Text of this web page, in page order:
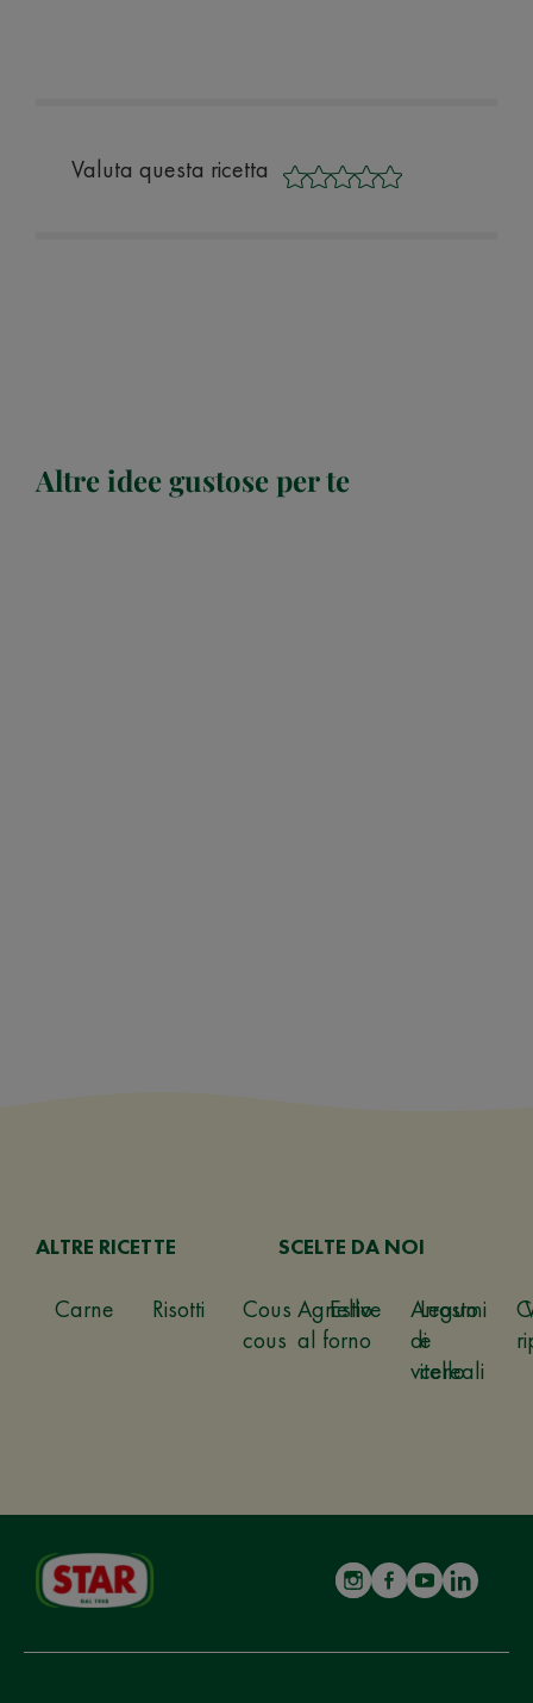
Valuta questa ricetta
Altre idee gustose per te
ALTRE RICETTE
Carne Risotti
Cous
cous
Estive
Legumi
e
cereali
SCELTE DA NOI
Agnello
al forno
Arrosto
di
vitello